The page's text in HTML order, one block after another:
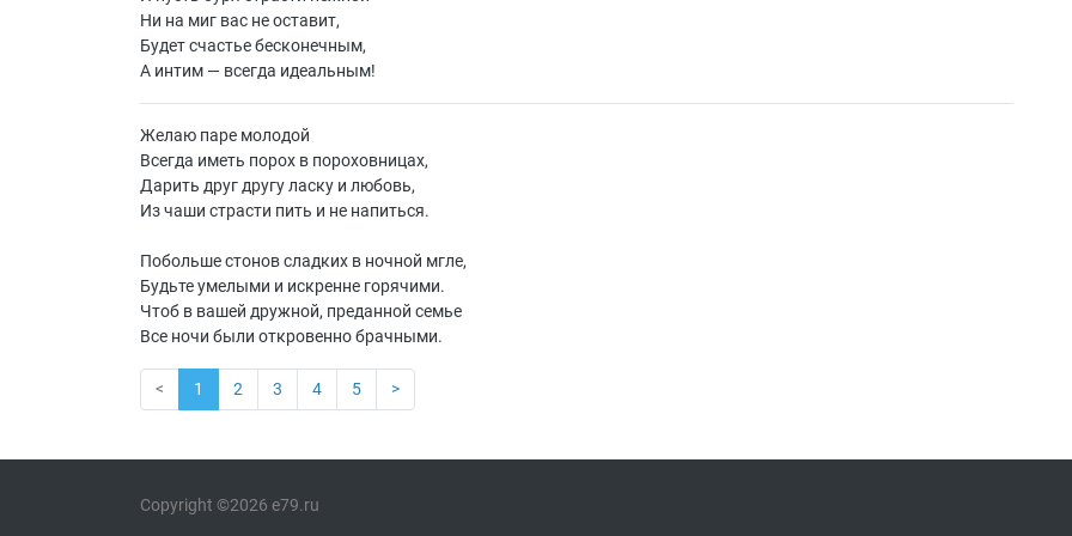
Ни на миг вас не оставит,
Будет счастье бесконечным,
А интим — всегда идеальным!
Желаю паре молодой
Всегда иметь порох в пороховницах,
Дарить друг другу ласку и любовь,
Из чаши страсти пить и не напиться.
Побольше стонов сладких в ночной мгле,
Будьте умелыми и искренне горячими.
Чтоб в вашей дружной, преданной семье
Все ночи были откровенно брачными.
< 1 2 3 4 5 >
Copyright ©2026 e79.ru